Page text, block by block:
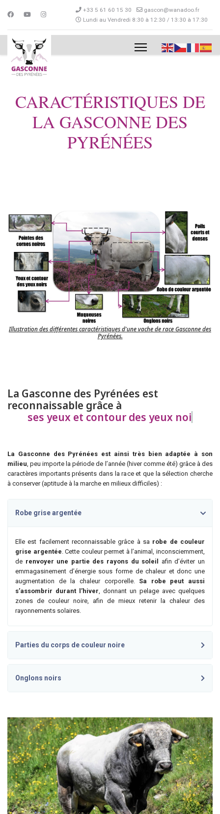
+33 5 61 60 15 30
gascon@wanadoo.fr
Lundi au Vendredi 8:30 à 12:30 / 13:30 à 17:30
CARACTÉRISTIQUES DE
LA GASCONNE DES
PYRÉNÉES
Illustration des différentes caractéristiques d'une vache de race Gasconne des
Pyrénées.
La Gasconne des Pyrénées est
reconnaissable grâce à
ses yeux et contour des yeux noirs.
La Gasconne des Pyrénées est ainsi très bien adaptée à son
milieu, peu importe la période de l’année (hiver comme été) grâce à des
caractères importants présents dans la race et que la sélection cherche
à conserver (aptitude à la marche en milieux difficiles) :
Robe grise argentée
Elle est facilement reconnaissable grâce à sa robe de couleur
grise argentée. Cette couleur permet à l’animal, inconsciemment,
de renvoyer une partie des rayons du soleil
afin d’éviter un
emmagasinement d’énergie sous forme de chaleur et donc une
augmentation de la chaleur corporelle. Sa robe peut aussi
s’assombrir durant l’hiver, donnant un pelage avec quelques
zones de couleur noire, afin de mieux retenir la chaleur des
rayonnements solaires.
Parties du corps de couleur noire
Onglons noirs